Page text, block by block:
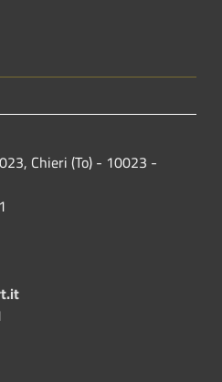
Chieri (To) - 10023 -